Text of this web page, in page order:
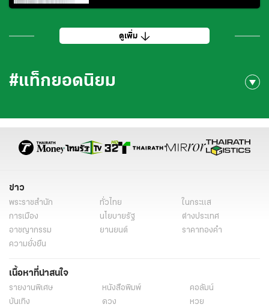
ดูเพิ่ม
#แท็กยอดนิยม
ข่าว
พระราชสำนัก ทั่วไทย
ในกระแส
การเมือง
นโยบายรัฐ
ต่างประเทศ
อาชญากรรม
ยานยนต์
ราคาทองคำ
ความยั่งยืน
เนื้อหาที่น่าสนใจ
รายงานพิเศษ หนังสือพิมพ์
คอลัมน์
บันเทิง
ดวง
หวย